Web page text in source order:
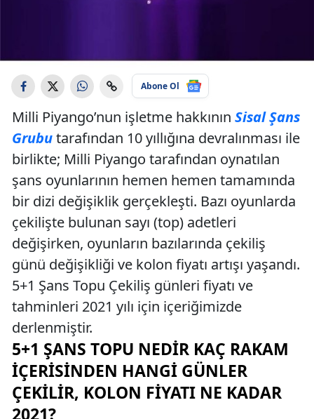
Abone Ol
Milli Piyango’nun işletme hakkının Sisal Şans
Grubutarafından 10 yıllığına devralınması ile
birlikte; Milli Piyango tarafından oynatılan
şans oyunlarının hemen hemen tamamında
bir dizi değişiklik gerçekleşti. Bazı oyunlarda
çekilişte bulunan sayı (top) adetleri
değişirken, oyunların bazılarında çekiliş
günü değişikliği ve kolon fiyatı artışı yaşandı.
5+1 Şans Topu Çekiliş günleri fiyatı ve
tahminleri 2021 yılı için içeriğimizde
derlenmiştir.
5+1 ŞANS TOPU NEDIR KAÇ RAKAM
İÇERISINDEN HANGI GÜNLER
ÇEKILIR, KOLON FIYATI NE KADAR
2021?